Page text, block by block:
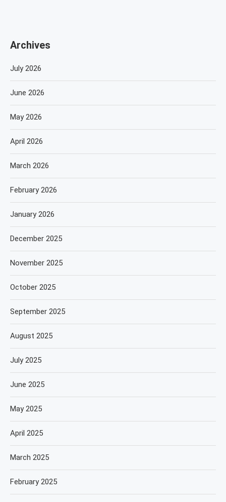
Archives
July 2026
June 2026
May 2026
April 2026
March 2026
February 2026
January 2026
December 2025
November 2025
October 2025
September 2025
August 2025
July 2025
June 2025
May 2025
April 2025
March 2025
February 2025